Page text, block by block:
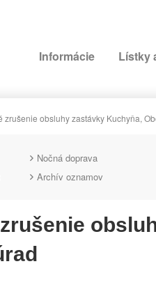
Informácie Lístky
zrušenie obsluhy zastávky Kuchyňa,
Nočná doprava
Archív oznamov